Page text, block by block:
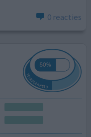
0 reacties